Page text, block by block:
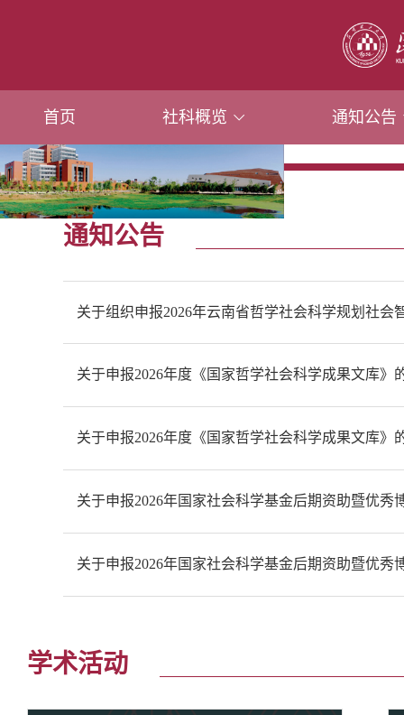
首页 社科概览 通知公告
通知公告
关于组织申报2026年云南省哲学社会科学规划社会
关于申报2026年度《国家哲学社会科学成果文库》
关于申报2026年度《国家哲学社会科学成果文库》
关于申报2026年国家社会科学基金后期资助暨优秀
关于申报2026年国家社会科学基金后期资助暨优秀
学术活动